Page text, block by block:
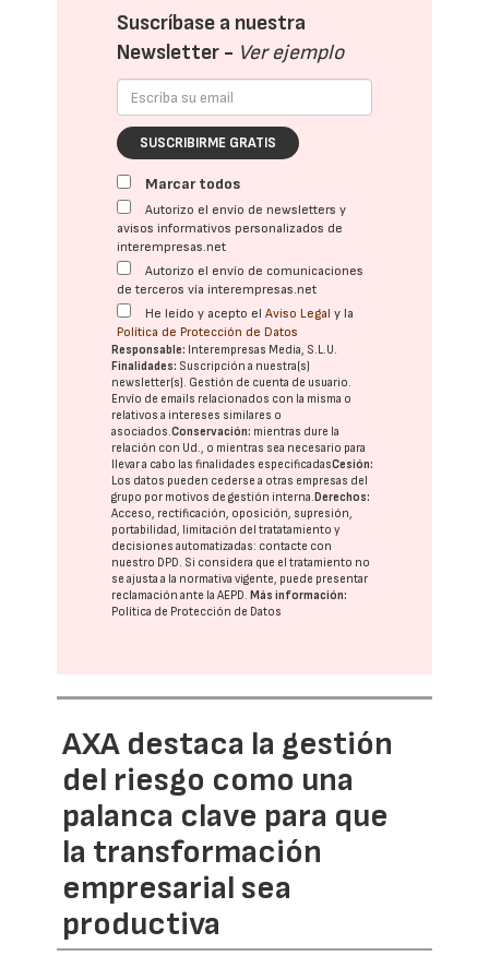
Suscríbase a nuestra
Newsletter - Ver ejemplo
SUSCRIBIRME GRATIS
Marcar todos
Autorizo el envío de newsletters y
avisos informativos personalizados de
interempresas.net
Autorizo el envío de comunicaciones
de terceros vía interempresas.net
He leído y acepto elAviso Legal y la
Política de Protección de Datos
Responsable: Interempresas Media, S.L.U.
Finalidades: Suscripción a nuestra(s)
newsletter(s). Gestión de cuenta de usuario.
Envío de emails relacionados con la misma o
relativos a intereses similares o
asociados.Conservación: mientras dure la
relación con Ud., o mientras sea necesario para
llevar a cabo las finalidades especificadasCesión:
Los datos pueden cederse a otras empresas del
grupo por motivos de gestión interna. Derechos:
Acceso, rectificación, oposición, supresión,
portabilidad, limitación del tratatamiento y
decisiones automatizadas: contacte con
nuestro DPD. Si considera que el tratamiento no
se ajusta a la normativa vigente, puede presentar
reclamación ante laAEPD. Más información:
Política de Protección de Datos
AXA destaca la gestión
del riesgo como una
palanca clave para que
la transformación
empresarial sea
productiva